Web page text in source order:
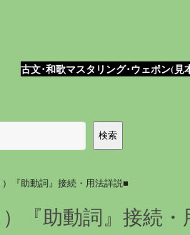
古文･和歌マスタリング･ウェポン(見
検索
『助動詞』接続・用法詳説■
『助動詞』接続・